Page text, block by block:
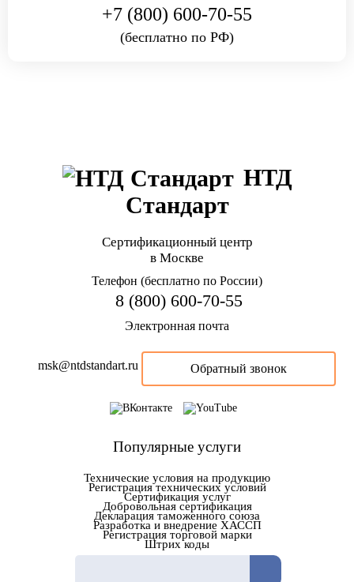
+7 (800) 600-70-55
(бесплатно по РФ)
НТД
Стандарт
Сертификационный центр
в Москве
Телефон (бесплатно по России)
8 (800) 600-70-55
Электронная почта
msk@ntdstandart.ru Обратный звонок
Популярные услуги
Технические условия на продукцию
Регистрация технических условий
Сертификация услуг
Добровольная сертификация
Декларация таможенного союза
Разработка и внедрение ХАССП
Регистрация торговой марки
Штрих коды